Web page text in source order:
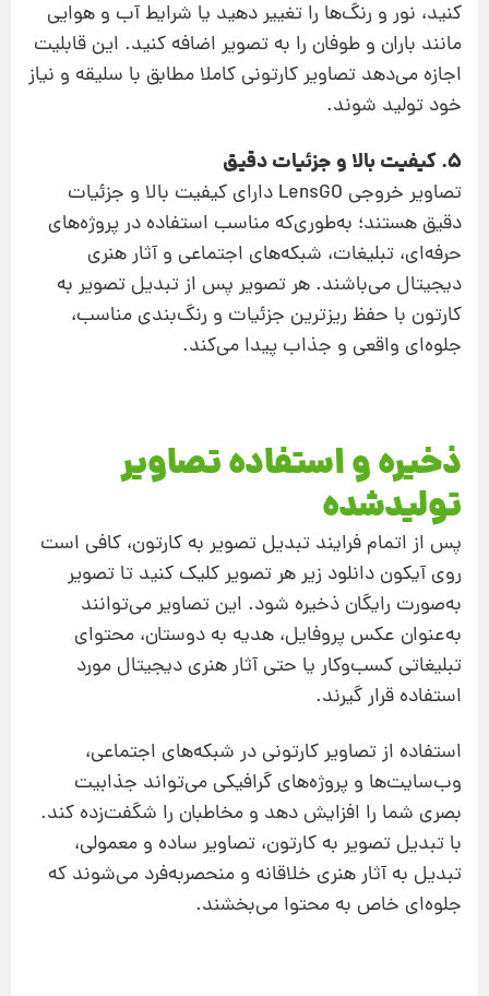
کنید، نور و رنگ‌ها را تغییر دهید یا شرایط آب و هوایی
مانند باران و طوفان را به تصویر اضافه کنید. این قابلیت
اجازه می‌دهد تصاویر کارتونی کاملا مطابق با سلیقه و نیاز
خود تولید شوند.
5. کیفیت بالا و جزئیات دقیق
تصاویر خروجی LensGO دارای کیفیت بالا و جزئیات
دقیق هستند؛ به‌طوری‌که مناسب استفاده در پروژه‌های
حرفه‌ای، تبلیغات، شبکه‌های اجتماعی و آثار هنری
دیجیتال می‌باشند. هر تصویر پس از تبدیل تصویر به
کارتون با حفظ ریزترین جزئیات و رنگ‌بندی مناسب،
جلوه‌ای واقعی و جذاب پیدا می‌کند.
ذخیره و استفاده تصاویر
تولیدشده
پس از اتمام فرایند تبدیل تصویر به کارتون، کافی است
روی آیکون دانلود زیر هر تصویر کلیک کنید تا تصویر
به‌صورت رایگان ذخیره شود. این تصاویر می‌توانند
به‌عنوان عکس پروفایل، هدیه به دوستان، محتوای
تبلیغاتی کسب‌وکار یا حتی آثار هنری دیجیتال مورد
استفاده قرار گیرند.
استفاده از تصاویر کارتونی در شبکه‌های اجتماعی،
وب‌سایت‌ها و پروژه‌های گرافیکی می‌تواند جذابیت
بصری شما را افزایش دهد و مخاطبان را شگفت‌زده کند.
با تبدیل تصویر به کارتون، تصاویر ساده و معمولی،
تبدیل به آثار هنری خلاقانه و منحصر‌به‌فرد می‌شوند که
جلوه‌ای خاص به محتوا می‌بخشند.